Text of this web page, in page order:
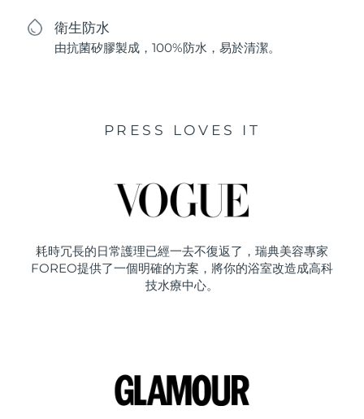
衛生防水
由抗菌矽膠製成，100%防水，易於清潔。
PRESS LOVES IT
耗時冗長的日常護理已經一去不復返了，瑞典美容專家
FOREO提供了一個明確的方案，將你的浴室改造成高科
技水療中心。